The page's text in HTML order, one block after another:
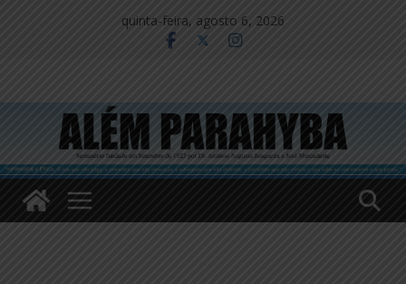
quinta-feira, agosto 6, 2026